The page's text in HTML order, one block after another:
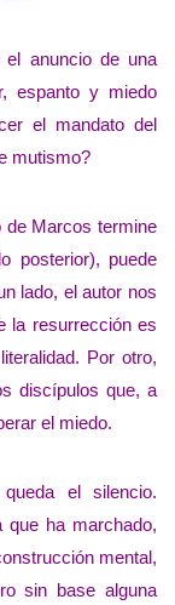
anuncio de una
espanto y miedo
el mandato del
mutismo?
de Marcos termine
posterior), puede
lado, el autor nos
la resurrección es
Por otro,
discípulos que, a
el miedo.
el silencio.
que ha marchado,
mental,
sin base alguna